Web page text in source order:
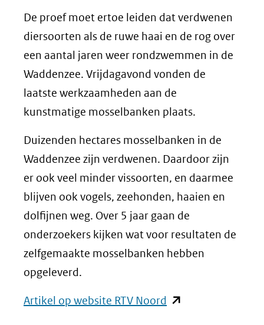
De proef moet ertoe leiden dat verdwenen
diersoorten als de ruwe haai en de rog over
een aantal jaren weer rondzwemmen in de
Waddenzee. Vrijdagavond vonden de
laatste werkzaamheden aan de
kunstmatige mosselbanken plaats.
Duizenden hectares mosselbanken in de
Waddenzee zijn verdwenen. Daardoor zijn
er ook veel minder vissoorten, en daarmee
blijven ook vogels, zeehonden, haaien en
dolfijnen weg. Over 5 jaar gaan de
onderzoekers kijken wat voor resultaten de
zelfgemaakte mosselbanken hebben
opgeleverd.
Artikel op website RTV Noord (opent